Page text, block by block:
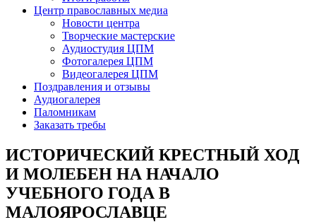
Центр православных медиа
Новости центра
Творческие мастерские
Аудиостудия ЦПМ
Фотогалерея ЦПМ
Видеогалерея ЦПМ
Поздравления и отзывы
Аудиогалерея
Паломникам
Заказать требы
ИСТОРИЧЕСКИЙ КРЕСТНЫЙ ХОД
И МОЛЕБЕН НА НАЧАЛО
УЧЕБНОГО ГОДА В
МАЛОЯРОСЛАВЦЕ